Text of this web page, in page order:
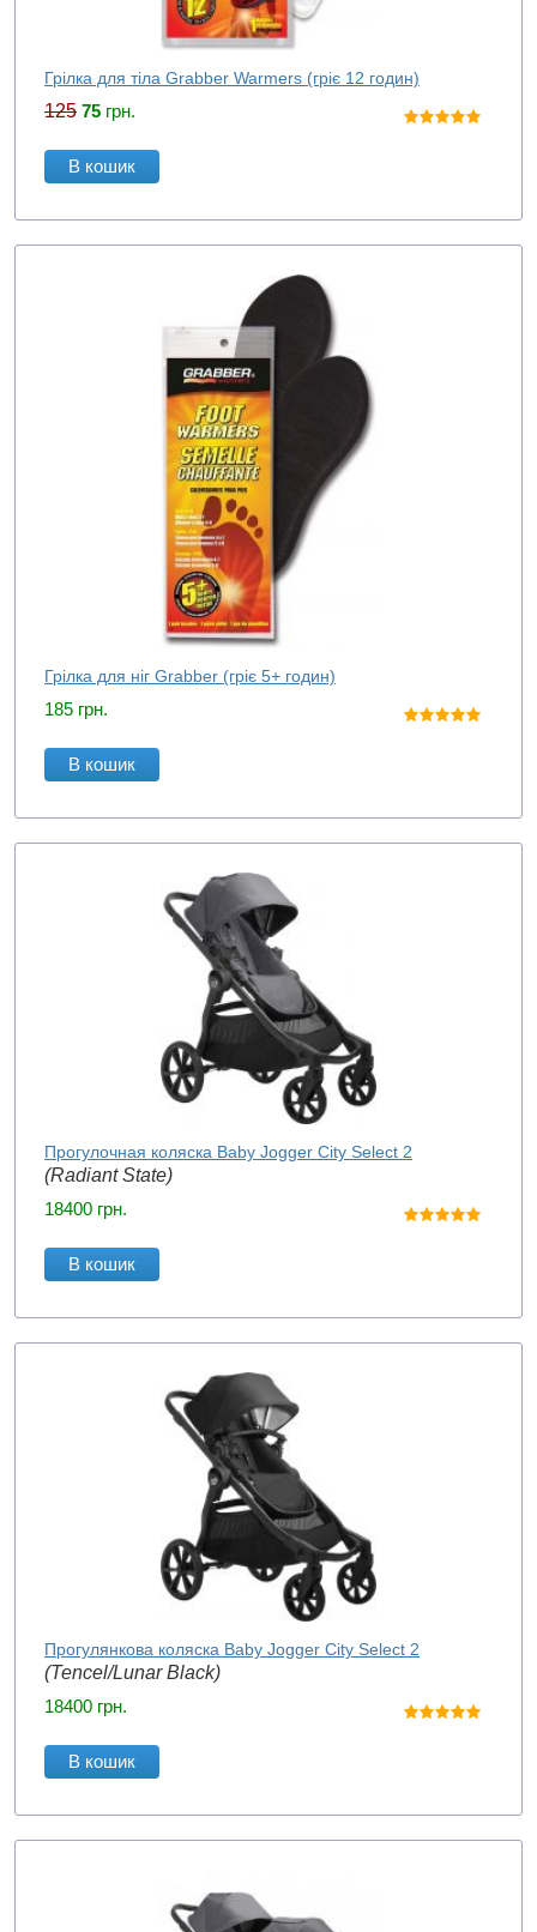
Грілка для тіла Grabber Warmers (гріє 12 годин)
125 75 грн.
В кошик
Грілка для ніг Grabber (гріє 5+ годин)
185 грн.
В кошик
Прогулочная коляска Baby Jogger City Select 2
(Radiant State)
18400 грн.
В кошик
Прогулянкова коляска Baby Jogger City Select 2
(Tencel/Lunar Black)
18400 грн.
В кошик